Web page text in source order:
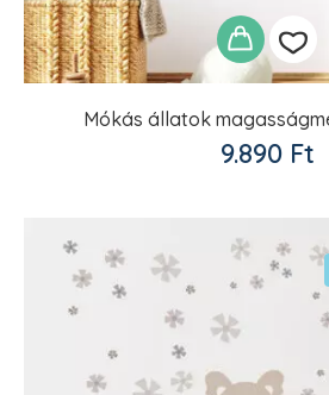
Mókás állatok
9.890 Ft